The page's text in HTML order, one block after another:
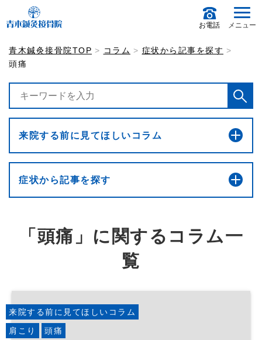
お電話 メニュー
青木鍼灸接骨院TOP コラム
症状から記事を探す
頭痛
来院する前に見てほしいコラム
症状から記事を探す
「頭痛」に関するコラム一
覧
来院する前に見てほしいコラム
肩こり
頭痛